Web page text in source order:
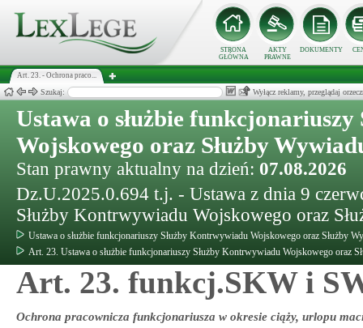
STRONA
GŁÓWNA
AKTY
PRAWNE
DOKUMENTY
Art. 23. - Ochrona praco...
Szukaj: Wyłącz reklamy, przeglądaj
Ustawa o służbie
Wojskowego oraz Służby
Stan prawny aktualny na dzień: 07.08.2026
Dz.U.2025.0.694 t.j. - Ustawa z dnia 9
Służby Kontrwywiadu Wojskowego oraz
Ustawa o służbie funkcjonariuszy Służby Kontrwywiadu Wojskowego oraz Służby
Art. 23. Ustawa o służbie funkcjonariuszy Służby Kontrwywiadu Wojskowego oraz
Art. 23. funkcj.SKW i
Ochrona pracownicza funkcjonariusza w okresie ciąży, urlopu